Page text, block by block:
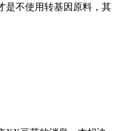
是不使用转基因原料，其